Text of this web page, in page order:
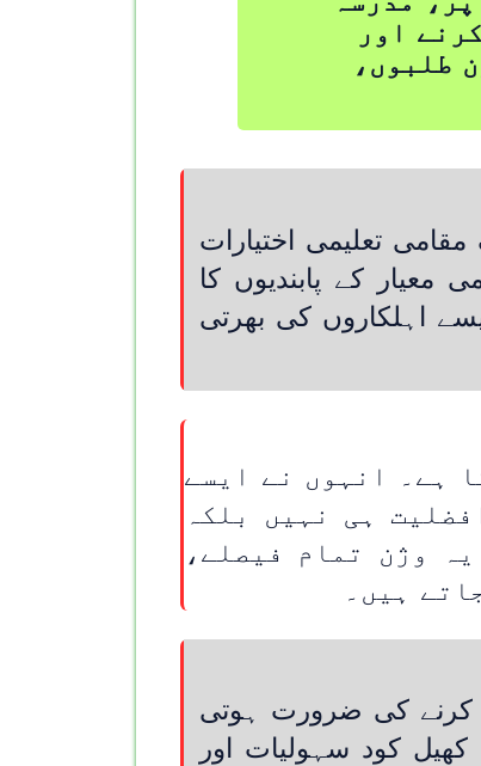
اور
طلبوں،
تعلیمی اختیارات
معیار کے پابندیوں کا
اہلکاروں کی بھرتی
ہے۔ انہوں نے ایسے
ہی نہیں بلکہ
وژن تمام فیصلے،
ہیں۔
کرنے کی ضرورت ہوتی
کود سہولیات اور